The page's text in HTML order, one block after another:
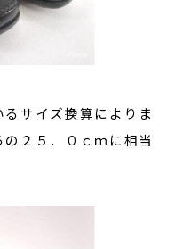
サイズ換算によりま
２５．０ｃｍに相当